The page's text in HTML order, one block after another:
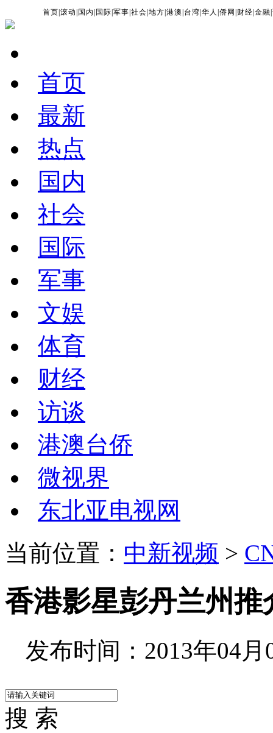
首页 |滚动 国内 国际 |军事 |社会 |地方 |港澳 台湾 |华人 |侨网 财经 |金融 |
首页
最新
热点
国内
社会
国际
军事
文娱
体育
财经
访谈
港澳台侨
微视界
东北亚电视网
当前位置： 中新视频 >
香港影星彭丹兰州
发布时间：2013年04月
搜 索